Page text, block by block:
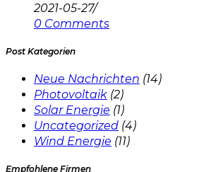
2021-05-27/
0 Comments
Post Kategorien
Neue Nachrichten (14)
Photovoltaik (2)
Solar Energie (1)
Uncategorized (4)
Wind Energie (11)
Empfohlene Firmen